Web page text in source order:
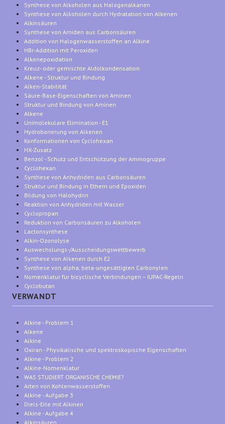
Synthese von Alkoholen aus Halogenalkanen
Synthese von Alkoholen durch Hydratation von Alkenen
Alkinsäuren
Synthese von Amiden aus Carbonsäuren
Addition von Halogenwasserstoffen an Alkine
HBr-Addition mit Peroxiden
Alkenepoxidation
Kreuz- oder gemischte Aldolkondensation
Alkene - Struktur und Bindung
Alken-Stabilität
Säure-Base-Eigenschaften von Aminen
Struktur und Bindung von Aminen
Alkene
Unimolekulare Elimination - E1
Hydroborierung von Alkenen
Konformationen von Cyclohexan
HX-Zusatz
Benzol - Schutz und Entschützung der Aminogruppe
Cyclohexan
Synthese von Anhydriden aus Carbonsäuren
Struktur und Bindung in Ethern und Epoxiden
Bildung von Halohydrin
Reaktion von Anhydriden mit Wasser
Cyclopropan
Reduktion von Carbonsäuren zu Alkoholen
Lactonsynthese
Alkin-Ozonolyse
Auswechslungs-/Ausscheidungswettbewerb
Synthese von Alkenen durch E2
Synthese von alpha, beta-ungesättigten Carbonylen
Nomenklatur für bicyclische Verbindungen – IUPAC-Regeln
Cyclobutan
VERWANDT
Alkine - Problem 1
Alkene
Alkine
Oxiran - Physikalische und spektroskopische Eigenschaften
Alkine - Problem 2
Alkine-Nomenklatur
WAS STUDIERT ORGANISCHE CHEMIE?
Arten von Kohlenwasserstoffen
Alkine - Aufgabe 3
Diels-Erle mit Alkinen
Alkine - Aufgabe 4
Alkinsäuren